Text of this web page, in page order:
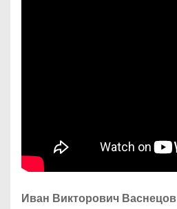
Иван Викторович Васнецов